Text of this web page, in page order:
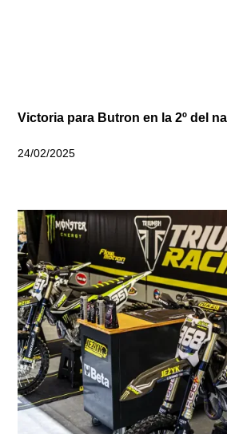
Victoria para Butron en la 2º del
24/02/2025